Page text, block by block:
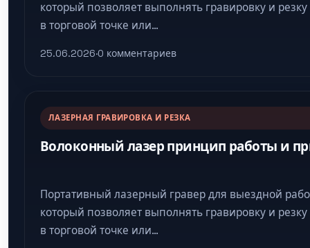
который позволяет выполнять гравировку и
в торговой точке или…
25.06.2026·0 комментариев
ЛАЗЕРНАЯ ГРАВИРОВКА И РЕЗКА
Волоконный лазер принцип работы и
Портативный лазерный гравер для выездной
который позволяет выполнять гравировку и
в торговой точке или…